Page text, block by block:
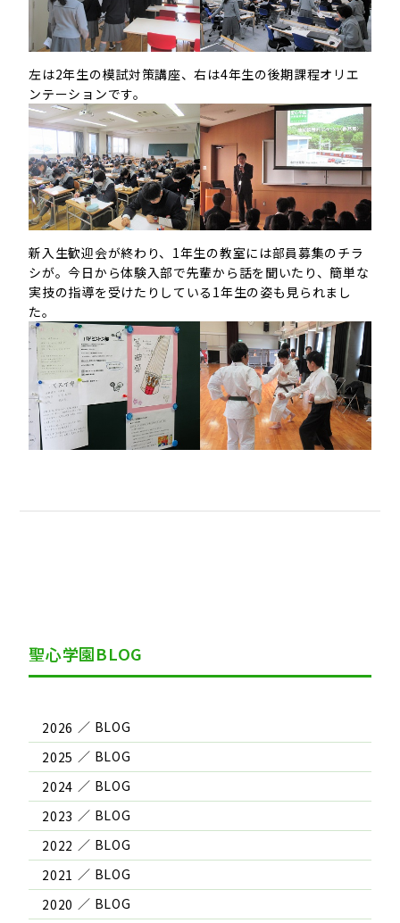
左は2年生の模試対策講座、右は4年生の後期課程オリエ
ンテーションです。
新入生歓迎会が終わり、1年生の教室には部員募集のチラ
シが。今日から体験入部で先輩から話を聞いたり、簡単な
実技の指導を受けたりしている1年生の姿も見られまし
た。
聖心学園BLOG
2026
2025
2024
2023
2022
2021
2020